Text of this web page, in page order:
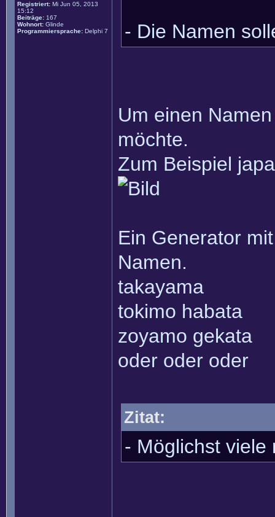
Registriert: Mi Jun 05, 2013
15:12
Beiträge: 167
Wohnort: Glinde
Programmiersprache: Delphi 7 - Die Namen
Um einen
möchte.
Zum Beispiel
Ein Generator
Namen.
takayama
tokimo habata
zoyamo gekata
oder oder oder
Zitat:
- Möglichst viele